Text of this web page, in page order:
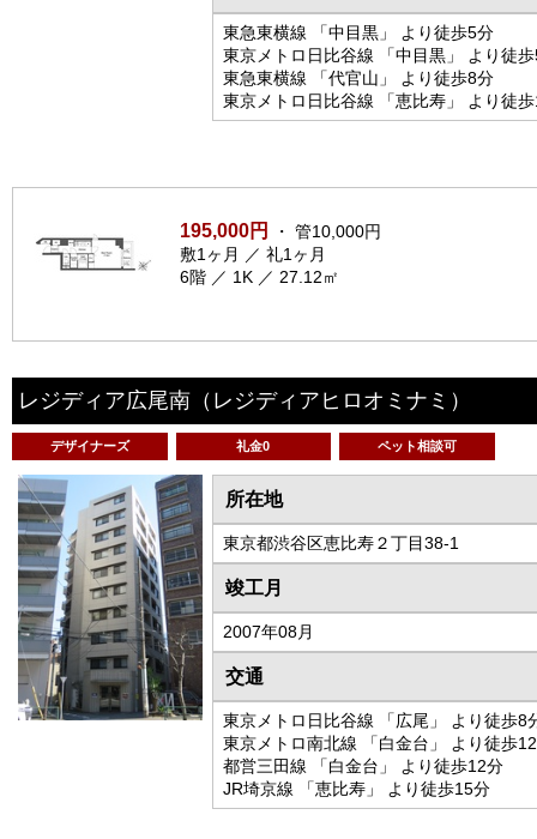
東急東横線 「中目黒」 より徒歩5分
東京メトロ日比谷線 「中目黒」 より徒
東急東横線 「代官山」 より徒歩8分
東京メトロ日比谷線 「恵比寿」 より徒
195,000円
・ 管10,000円
敷1ヶ月 ／ 礼1ヶ月
6階 ／ 1K ／ 27.12㎡
レジディア広尾南 （レジディアヒロオミナミ）
デザイナーズ 礼金0 ペット相談可
所在地
東京都渋谷区恵比寿２丁目38-1
竣工月
2007年08月
交通
東京メトロ日比谷線 「広尾」 より徒歩8
東京メトロ南北線 「白金台」 より徒歩
都営三田線 「白金台」 より徒歩12分
JR埼京線 「恵比寿」 より徒歩15分